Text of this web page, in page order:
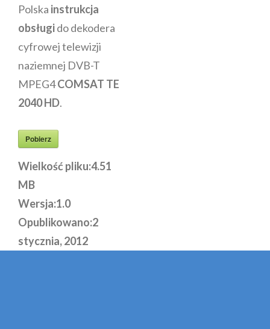
Polska instrukcja
obsługido dekodera
cyfrowej telewizji
naziemnej DVB-T
MPEG4COMSAT TE
2040 HD.
Pobierz
Wielkość pliku:4.51
MB
Wersja:1.0
Opublikowano:2
stycznia, 2012